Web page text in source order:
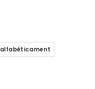
alfabèticament